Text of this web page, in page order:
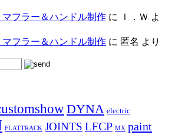
ラー＆ハンドル制作 に Ｉ．Ｗ よ
ラー＆ハンドル制作 に 匿名 より
DYNA electric
FLATTRACK JOINTS LFCP MX paint